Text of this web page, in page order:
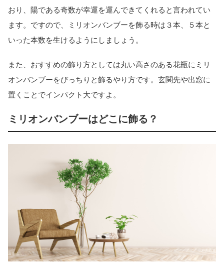
おり、陽である奇数が幸運を運んできてくれると言われてい
ます。ですので、ミリオンバンブーを飾る時は３本、５本と
いった本数を生けるようにしましょう。
また、おすすめの飾り方としては丸い高さのある花瓶にミリ
オンバンブーをびっちりと飾るやり方です。玄関先や出窓に
置くことでインパクト大ですよ。
ミリオンバンブーはどこに飾る？